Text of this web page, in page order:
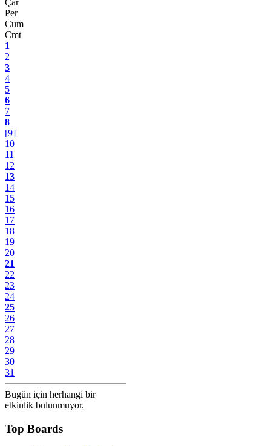
Çar
Per
Cum
Cmt
1
2
3
4
5
6
7
8
[9]
10
11
12
13
14
15
16
17
18
19
20
21
22
23
24
25
26
27
28
29
30
31
Bugün için herhangi bir
etkinlik bulunmuyor.
Top Boards